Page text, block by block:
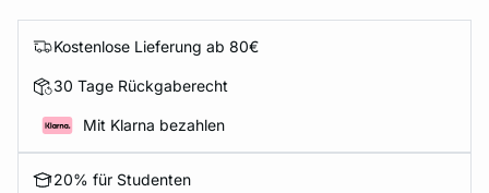
Kostenlose Lieferung ab 80€
30 Tage Rückgaberecht
Mit Klarna bezahlen
20% für Studenten